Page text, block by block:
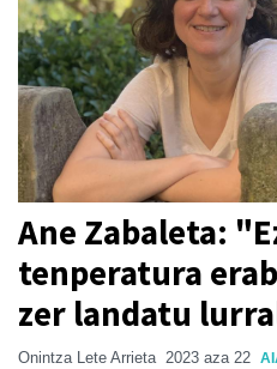
Ane Zabaleta:
tenperatura
zer landatu
Onintza Lete Arrieta 2023 aza 22